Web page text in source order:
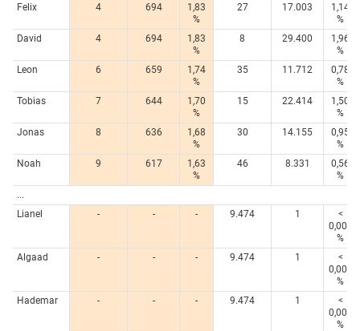
Felix
4 694
1,83
%
27 17.003
1,14
%
David
4 694
1,83
%
8 29.400
1,96
%
Leon
6 659
1,74
%
35 11.712
0,78
%
Tobias
7 644
1,70
%
15 22.414
1,50
%
Jonas
8 636
1,68
%
30 14.155
0,95
%
Noah
9 617
1,63
%
46 8.331
0,56
%
...
Lianel
- - - 9.474 1
<
0,005
%
Algaad
- - - 9.474 1
<
0,005
%
Hademar
- - - 9.474 1
<
0,005
%